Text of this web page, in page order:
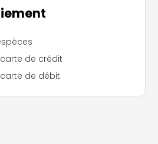
de crédit
de débit